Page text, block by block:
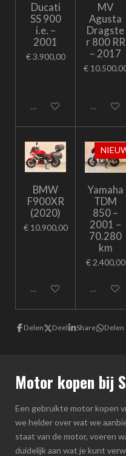
Ducati
SS 900
i.e. –
2001
€ 3.900,00
Uitgeschakeld
MV
Agusta
Dragste
r 800 RR
– 2017
€
BMW
F900XR
(2020)
€ 10.900,00
Uitgeschakeld
Yamaha
TDM
850 –
2001 –
70.280
km
€ 2.400,00
Delen Deel Share Delen
Motor kopen bij
Een gebruikte motor kopen
we helder over wat we
staat van de motor, voeren
duidelijk aan wat je kunt